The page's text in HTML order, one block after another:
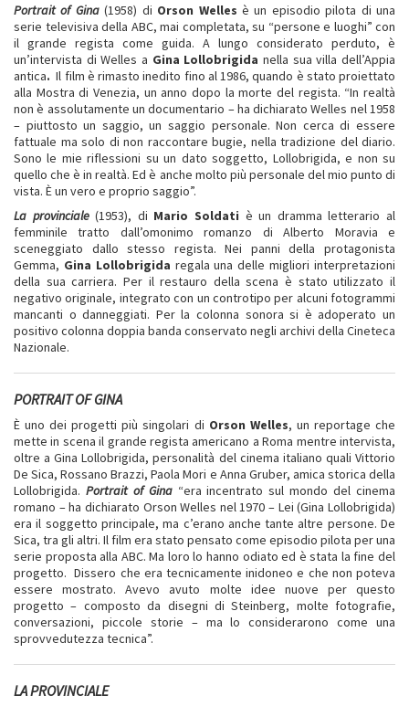
Portrait of Gina(1958) di Orson Welles è un episodio pilota di una
serie televisiva della ABC, mai completata, su “persone e luoghi” con
il grande regista come guida. A lungo considerato perduto, è
un’intervista di Welles a Gina Lollobrigidanella sua villa dell’Appia
antica. Il film è rimasto inedito fino al 1986, quando è stato proiettato
alla Mostra di Venezia, un anno dopo la morte del regista. “In realtà
non è assolutamente un documentario – ha dichiarato Welles nel 1958
– piuttosto un saggio, un saggio personale. Non cerca di essere
fattuale ma solo di non raccontare bugie, nella tradizione del diario.
Sono le mie riflessioni su un dato soggetto, Lollobrigida, e non su
quello che è in realtà. Ed è anche molto più personale del mio punto di
vista. È un vero e proprio saggio”.
La provinciale(1953), di Mario Soldati è un dramma letterario al
femminile tratto dall’omonimo romanzo di Alberto Moravia e
sceneggiato dallo stesso regista. Nei panni della protagonista
Gemma, Gina Lollobrigida regala una delle migliori interpretazioni
della sua carriera. Per il restauro della scena è stato utilizzato il
negativo originale, integrato con un controtipo per alcuni fotogrammi
mancanti o danneggiati. Per la colonna sonora si è adoperato un
positivo colonna doppia banda conservato negli archivi della Cineteca
Nazionale.
PORTRAIT OF GINA
È uno dei progetti più singolari di Orson Welles, un reportage che
mette in scena il grande regista americano a Roma mentre intervista,
oltre a Gina Lollobrigida, personalità del cinema italiano quali Vittorio
De Sica, Rossano Brazzi, Paola Mori e Anna Gruber, amica storica della
Lollobrigida. Portrait of Gina“era incentrato sul mondo del cinema
romano – ha dichiarato Orson Welles nel 1970 – Lei (Gina Lollobrigida)
era il soggetto principale, ma c’erano anche tante altre persone. De
Sica, tra gli altri. Il film era stato pensato come episodio pilota per una
serie proposta alla ABC. Ma loro lo hanno odiato ed è stata la fine del
progetto. Dissero che era tecnicamente inidoneo e che non poteva
essere mostrato. Avevo avuto molte idee nuove per questo
progetto – composto da disegni di Steinberg, molte fotografie,
conversazioni, piccole storie – ma lo considerarono come una
sprovvedutezza tecnica”.
LA PROVINCIALE